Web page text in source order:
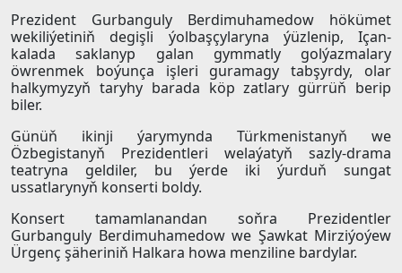
Prezident Gurbanguly Berdimuhamedow hökümet
wekiliýetiniň degişli ýolbaşçylaryna ýüzlenip, Içan-
kalada saklanyp galan gymmatly golýazmalary
öwrenmek boýunça işleri guramagy tabşyrdy, olar
halkymyzyň taryhy barada köp zatlary gürrüň berip
biler.
Günüň ikinji ýarymynda Türkmenistanyň we
Özbegistanyň Prezidentleri welaýatyň sazly-drama
teatryna geldiler, bu ýerde iki ýurduň sungat
ussatlarynyň konserti boldy.
Konsert tamamlanandan soňra Prezidentler
Gurbanguly Berdimuhamedow we Şawkat Mirziýoýew
Ürgenç şäheriniň Halkara howa menziline bardylar.